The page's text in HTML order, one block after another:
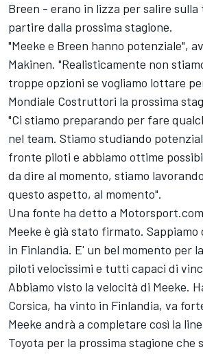
Breen - erano in lizza per salire sulla
partire dalla prossima stagione.
"Meeke e Breen hanno potenziale",
Makinen. "Realisticamente non
troppe opzioni se vogliamo lottare
Mondiale Costruttori la prossima
"Ci stiamo preparando per fare
nel team. Stiamo studiando
fronte piloti e abbiamo ottime
da dire al momento, stiamo
questo aspetto, al momento".
Una fonte ha detto a
Meeke è già stato firmato. Sappiamo
in Finlandia. E' un bel momento per
piloti velocissimi e tutti capaci di
Abbiamo visto la velocità di Meeke.
Corsica, ha vinto in Finlandia, va
Meeke andrà a completare così la
Toyota per la prossima stagione che